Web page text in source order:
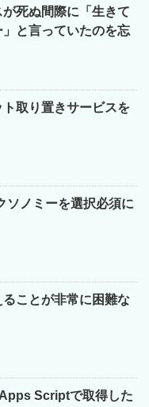
死ぬ間際に「生きて
と言っていたのを忘
取り置きサービスを
ソノミーを選択必須に
ことが非常に困難な
Scriptで取得した